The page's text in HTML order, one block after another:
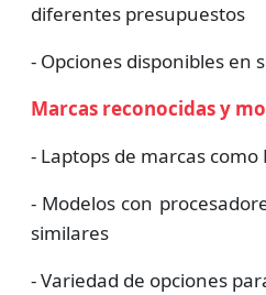
diferentes presupuestos
- Opciones disponibles en
Marcas reconocidas y
- Laptops de marcas como
- Modelos con
similares
- Variedad de opciones